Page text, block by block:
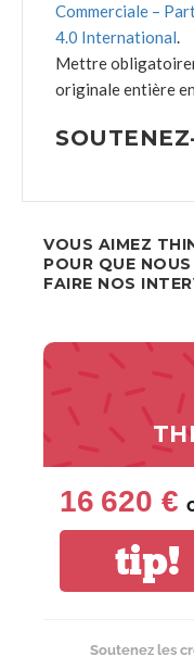
Commerciale –
4.0 International.
Mettre
originale entière
VOUS AIMEZ
POUR QUE
FAIRE NOS
16 620 €
tip!
Soutenez les